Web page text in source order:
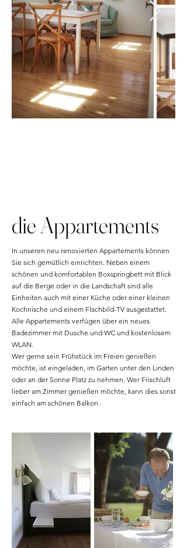
die Appartements
In unseren neu renovierten Appartements können
Sie sich gemütlich einrichten. Neben einem
schönen und komfortablen Boxspringbett mit Blick
auf die Berge oder in die Landschaft sind alle
Einheiten auch mit einer Küche oder einer kleinen
Kochnische und einem Flachbild-TV ausgestattet.
Alle Appartements verfügen über ein neues
Badezimmer mit Dusche und WC und kostenlosem
WLAN.
Wer gerne sein Frühstück im Freien genießen
möchte, ist eingeladen, im Garten unter den Linden
oder an der Sonne Platz zu nehmen. Wer Frischluft
lieber am Zimmer genießen möchte, kann dies sonst
einfach am schönen Balkon.